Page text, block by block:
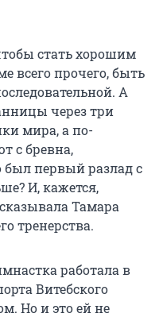
стать хорошим
всего прочего, быть
А
через три
мира, а по-
с бревна,
был первый разлад с
И, кажется,
Тамара
тренерства.
работала в
Витебского
Но и это ей не